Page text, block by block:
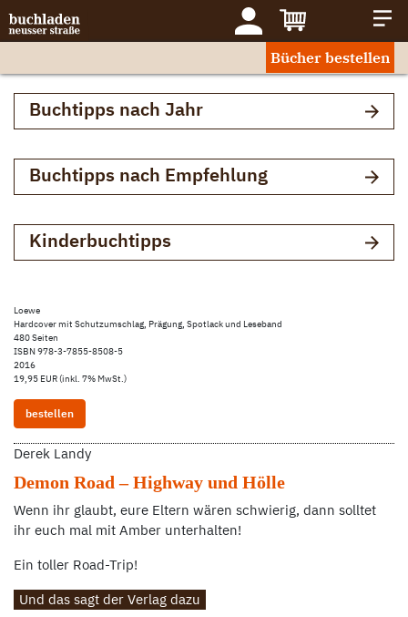
Bücher bestellen
Buchtipps nach Jahr
Buchtipps nach Empfehlung
Kinderbuchtipps
Loewe
Hardcover mit Schutzumschlag, Prägung, Spotlack und Leseband
480 Seiten
ISBN 978-3-7855-8508-5
2016
19,95 EUR (inkl. 7% MwSt.)
bestellen
Derek Landy
Demon Road – Highway und Hölle
Wenn ihr glaubt, eure Eltern wären schwierig, dann solltet
ihr euch mal mit Amber unterhalten!
Ein toller Road-Trip!
Und das sagt der Verlag dazu